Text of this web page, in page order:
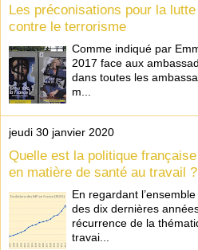
Les préconisations pour la lutte
contre le terrorisme
Comme indiqué par
2017 face aux
dans toutes les
m...
jeudi 30 janvier 2020
Quelle est la politique française
en matière de santé au travail ?
En regardant
des dix dernières
récurrence de la
travai...